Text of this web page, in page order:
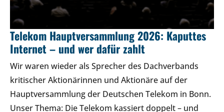
Telekom Hauptversammlung 2026: Kaputtes
Internet – und wer dafür zahlt
Wir waren wieder als Sprecher des Dachverbands
kritischer Aktionärinnen und Aktionäre auf der
Hauptversammlung der Deutschen Telekom in Bonn.
Unser Thema: Die Telekom kassiert doppelt – und